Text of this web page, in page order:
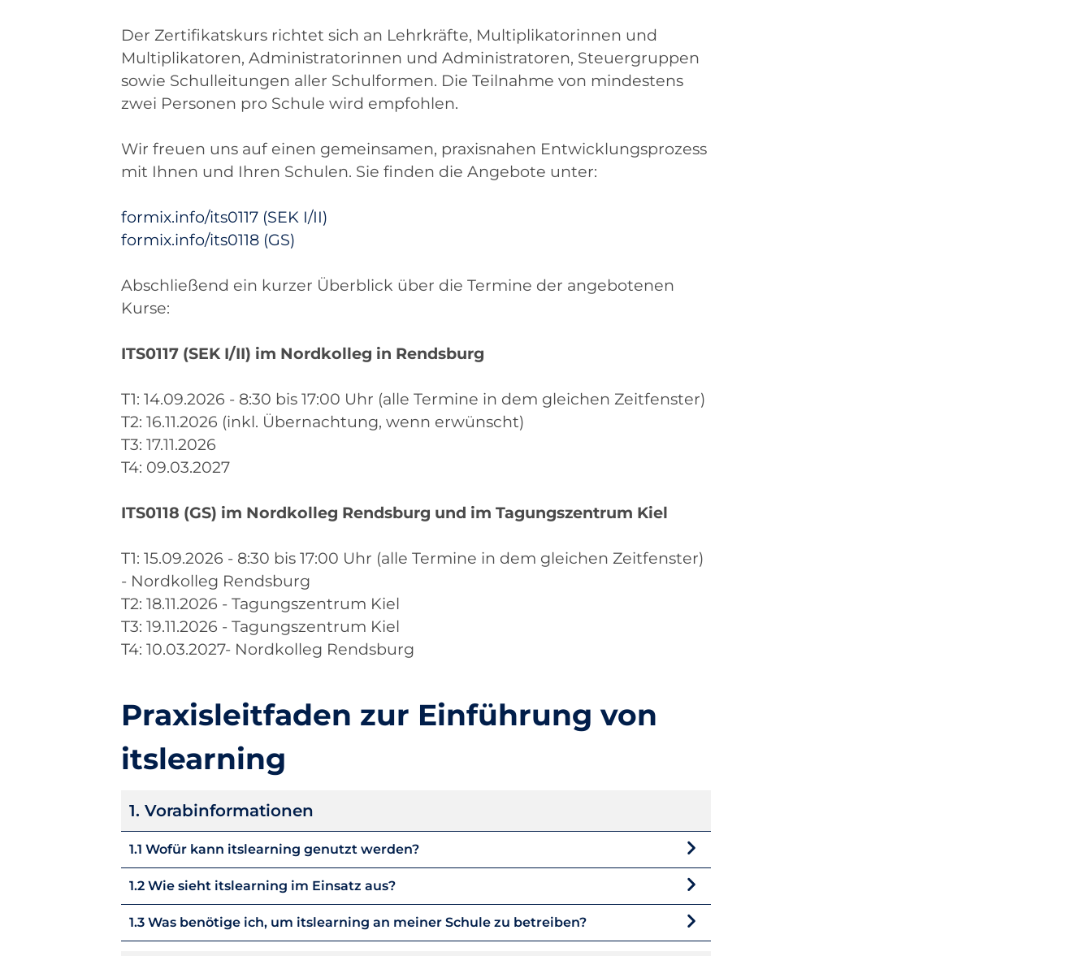
Der Zertifikatskurs richtet sich an Lehrkräfte, Multiplikatorinnen und
Multiplikatoren, Administratorinnen und Administratoren, Steuergruppen
sowie Schulleitungen aller Schulformen. Die Teilnahme von mindestens
zwei Personen pro Schule wird empfohlen.
Wir freuen uns auf einen gemeinsamen, praxisnahen Entwicklungsprozess
mit Ihnen und Ihren Schulen. Sie finden die Angebote unter:
formix.info/its0117 (SEK I/II)
formix.info/its0118 (GS)
Abschließend ein kurzer Überblick über die Termine der angebotenen
Kurse:
ITS0117 (SEK I/II) im Nordkolleg in Rendsburg
T1: 14.09.2026 - 8:30 bis 17:00 Uhr (alle Termine in dem gleichen Zeitfenster)
T2: 16.11.2026 (inkl. Übernachtung, wenn erwünscht)
T3: 17.11.2026
T4: 09.03.2027
ITS0118 (GS) im Nordkolleg Rendsburg und im Tagungszentrum Kiel
T1: 15.09.2026 - 8:30 bis 17:00 Uhr (alle Termine in dem gleichen Zeitfenster)
- Nordkolleg Rendsburg
T2: 18.11.2026 - Tagungszentrum Kiel
T3: 19.11.2026 - Tagungszentrum Kiel
T4: 10.03.2027- Nordkolleg Rendsburg
Praxisleitfaden zur Einführung von
itslearning
Navigation
überspringen
1. Vorabinformationen
1.1 Wofür kann itslearning genutzt werden?
1.2 Wie sieht itslearning im Einsatz aus?
1.3 Was benötige ich, um itslearning an meiner Schule zu betreiben?